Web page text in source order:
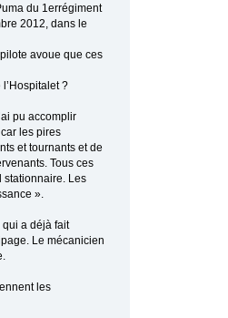
du 1errégiment
2012, dans le
avoue que ces
?
pu accomplir
les pires
et tournants et de
Tous ces
stationnaire. Les
».
a déjà fait
Le mécanicien
les